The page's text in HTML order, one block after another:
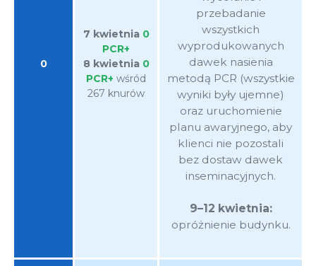
0
7 kwietnia 0
PCR+
8 kwietnia 0
PCR+ wśród
267 knurów
przebadanie
wszystkich
wyprodukowanych
dawek nasienia
metodą PCR (wszystkie
wyniki były ujemne)
oraz uruchomienie
planu awaryjnego, aby
klienci nie pozostali
bez dostaw dawek
inseminacyjnych.
9–12 kwietnia:
opróżnienie budynku.